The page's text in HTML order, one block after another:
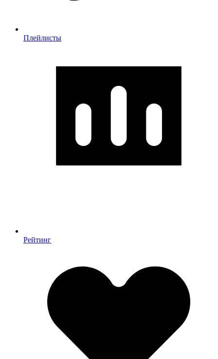
Плейлисты
Рейтинг